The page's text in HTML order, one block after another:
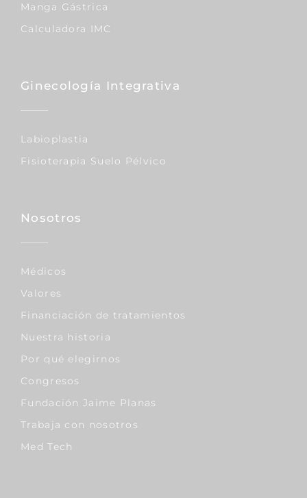
Manga Gástrica
Calculadora IMC
Ginecología Integrativa
Labioplastia
Fisioterapia Suelo Pélvico
Nosotros
Médicos
Valores
Financiación de tratamientos
Nuestra historia
Por qué elegirnos
Congresos
Fundación Jaime Planas
Trabaja con nosotros
Med Tech